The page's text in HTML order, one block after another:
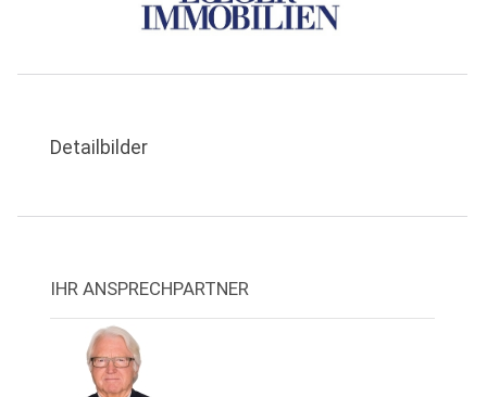
Detailbilder
IHR ANSPRECHPARTNER